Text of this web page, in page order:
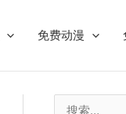
免费动漫